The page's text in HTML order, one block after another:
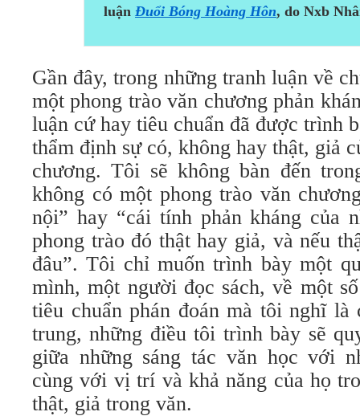
luận Đuổi Bóng Hoàng Hôn, do Nxb
Gần đây, trong những tranh luận về
một phong trào văn chương phản
luận cứ hay tiêu chuẩn đã được trình
thẩm định sự có, không hay thật, giả
chương. Tôi sẽ không bàn đến
không có một phong trào văn
nội” hay “cái tính phản kháng của
phong trào đó thật hay giả, và nếu
đâu”. Tôi chỉ muốn trình bày một
mình, một người đọc sách, về một
tiêu chuẩn phán đoán mà tôi nghĩ
trung, những điều tôi trình bày sẽ
giữa những sáng tác văn học với
cùng với vị trí và khả năng của họ
thật, giả trong văn.